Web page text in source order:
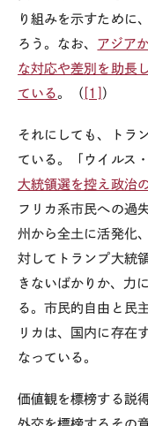
り組みを示すために
ろう。なお、 アジア
な対応や差別を助長
ている。（ [1] ）
それにしても、トラ
ている。「ウイルス
大統領選を控え政治
フリカ系市民への過
州から全土に活発化
対してトランプ大統
きないばかりか、力
る。市民的自由と民
リカは、国内に存在
なっている。
価値観を標榜する説